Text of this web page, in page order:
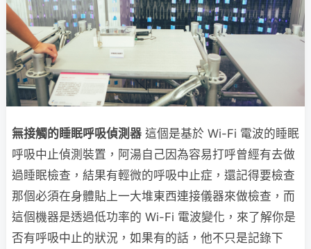
無接觸的睡眠呼吸偵測器 這個是基於 Wi-Fi 電波的睡眠
呼吸中止偵測裝置，阿湯自己因為容易打呼曾經有去做
過睡眠檢查，結果有輕微的呼吸中止症，還記得要檢查
那個必須在身體貼上一大堆東西連接儀器來做檢查，而
這個機器是透過低功率的 Wi-Fi 電波變化，來了解你是
否有呼吸中止的狀況，如果有的話，他不只是記錄下